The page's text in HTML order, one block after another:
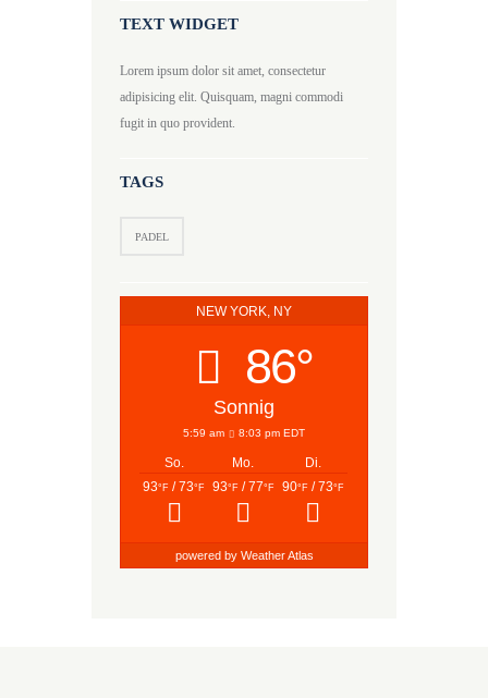
TEXT WIDGET
Lorem ipsum dolor sit amet, consectetur
adipisicing elit. Quisquam, magni commodi
fugit in quo provident.
TAGS
PADEL
NEW YORK, NY
86°
Sonnig
5:59 am 8:03 pm EDT
So. Mo.
Di.
93°F / 73°F 93°F/ 77°F 90°F/ 73°F
powered by Weather Atlas